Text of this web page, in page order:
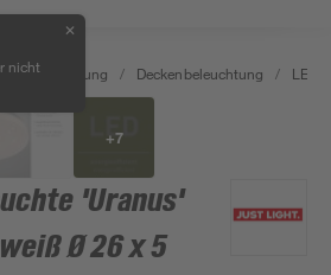
nicht
✕
/ Beleuchtung / Deckenbeleuchtung / LED-
+7
'Uranus'
Ø 26 x 5